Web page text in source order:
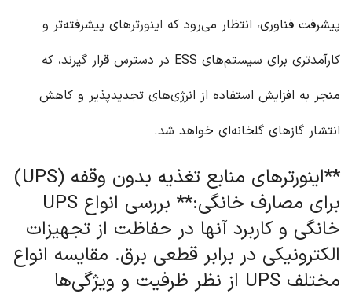
پیشرفت فناوری، انتظار می‌رود که اینورترهای پیشرفته‌تر و
کارآمدتری برای سیستم‌های ESS در دسترس قرار گیرند، که
منجر به افزایش استفاده از انرژی‌های تجدیدپذیر و کاهش
انتشار گازهای گلخانه‌ای خواهد شد.
**اینورترهای منابع تغذیه بدون وقفه (UPS)
برای مصارف خانگی:** بررسی انواع UPS
خانگی و کاربرد آنها در حفاظت از تجهیزات
الکترونیکی در برابر قطعی برق. مقایسه انواع
مختلف UPS از نظر ظرفیت و ویژگی‌ها